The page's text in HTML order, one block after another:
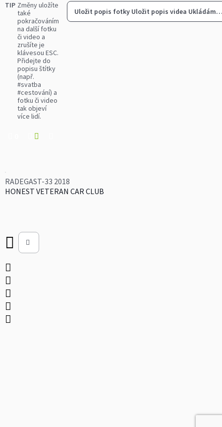
TIP Změny uložíte
také
pokračováním
na další fotku
či video a
zrušíte je
klávesou ESC.
Přidejte do
popisu štítky
(např.
#svatba
#cestování) a
fotku či video
tak objeví
více lidí.
Uložit popis fotky Uložit popis videa
RADEGAST-33 2018
HONEST VETERAN CAR CLUB